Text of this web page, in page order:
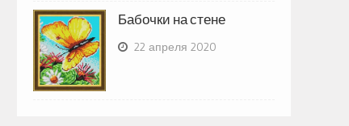
Бабочки на стене
22 апреля 2020